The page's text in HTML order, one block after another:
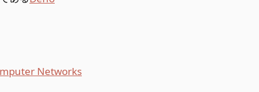
Networks